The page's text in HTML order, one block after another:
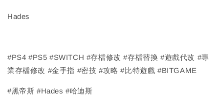
Hades
#PS4 #PS5 #SWITCH #存檔修改 #存檔替換 #遊戲代改 #專
業存檔修改 #金手指 #密技 #攻略 #比特遊戲 #BITGAME
#黑帝斯 #Hades #哈迪斯